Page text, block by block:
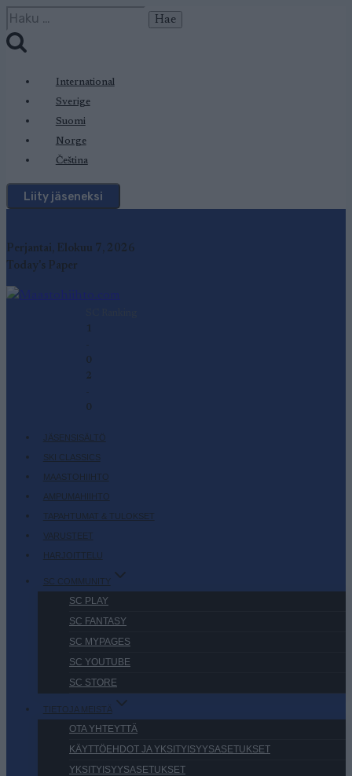
Siirry
sisältöön
Haku:
International
Sverige
Suomi
Norge
Čeština
Liity jäseneksi
Perjantai, Elokuu 7, 2026
Today's Paper
1
-
0
2
-
0
JÄSENSISÄLTÖ
SKI CLASSICS
MAASTOHIIHTO
AMPUMAHIIHTO
TAPAHTUMAT & TULOKSET
VARUSTEET
HARJOITTELU
SC COMMUNITY
SC PLAY
SC FANTASY
SC MYPAGES
SC YOUTUBE
SC STORE
TIETOJA MEISTÄ
OTA YHTEYTTÄ
KÄYTTÖEHDOT JA YKSITYISYYSASETUKSET
YKSITYISYYSASETUKSET